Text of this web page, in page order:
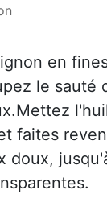
en
le sauté
faites
doux,